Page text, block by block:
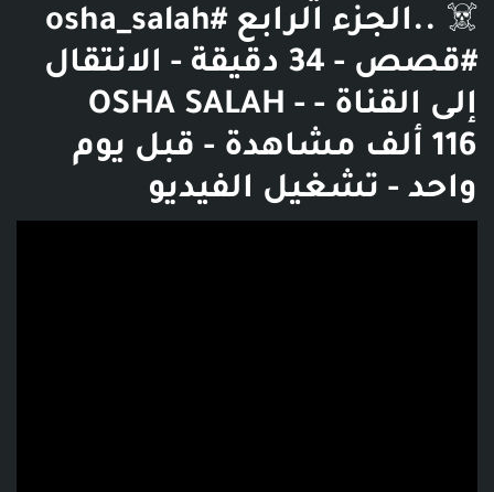
☠️ ..الجزء الرابع #osha_salah
#قصص - 34 دقيقة - الانتقال
إلى القناة - OSHA SALAH -
116 ألف مشاهدة - قبل يوم
واحد - تشغيل الفيديو